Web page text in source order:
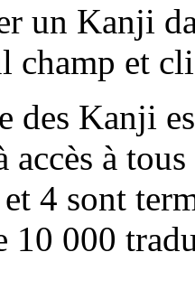
un Kanji
champ et
des Kanji
accès à
4 sont
10 000